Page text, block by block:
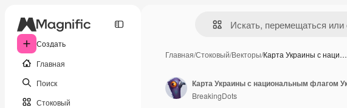
Создать
Главная
Поиск
Стоковый
Главная/Стоковый/Векторы/Карта Украины с наци…
BreakingDots